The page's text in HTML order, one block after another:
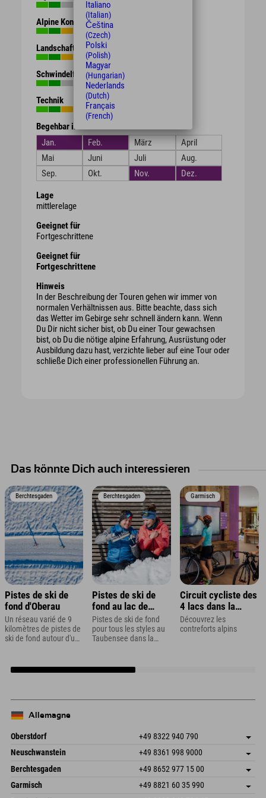
Alpine Kondition
Landschaft
Schwindelfreiheit
Technik
Begehbar in den Monaten
Jan.
Feb. März
April
Mai
Juni Juli
Aug.
Sep.
Okt. Nov. Dez.
Lage
mittlerelage
Geeignet für
Fortgeschrittene
Geeignet für
Fortgeschrittene
Hinweis
In der Beschreibung der Touren gehen wir immer von
normalen Verhältnissen aus. Bitte beachte, dass sich
das Wetter im Gebirge sehr schnell ändern kann. Wenn
Du Dir nicht sicher bist, ob Du einer Tour gewachsen
bist, ob Du die nötige alpine Erfahrung, Ausrüstung oder
Ausbildung dazu hast, verzichte lieber auf eine Tour oder
schließe Dich einer professionellen Führung an.
Das könnte Dich auch interessieren
Berchtesgaden
Pistes de ski de
fond d'Oberau
Un réseau varié de 9
kilomètres de pistes de
ski de fond autour d'un
Berchtesgaden
Pistes de ski de
fond au lac de
Taubensee, près de
Ramsau
Pistes de ski de fond
pour tous les styles au
Taubensee dans la
Garmisch
Circuit cycliste des
4 lacs dans la
région de la
Zugspitze
Découvrez les
contreforts alpins
Allemagne
Oberstdorf +49 8322 940 790
An der Breitach 3
Allemagne
Enregistrer l'adresse
Réservation
Neuschwanstein +49 8361 998 9000
An der Riese 45
87484 Nesselwang im Allgäu
Allemagne
Enregistrer l'adresse
Informations d'arrivée
Réservation
Berchtesgaden +49 8652 977 15 00
Hofreitstr. 7
Enregistrer l'adresse
Garmisch +49 8821 60 35 990
Italiano
(Italian)
Čeština
(Czech)
Polski
(Polish)
Magyar
(Hungarian)
Nederlands
(Dutch)
Français
(French)